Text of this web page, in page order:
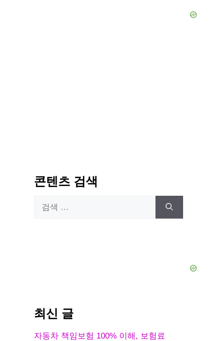
콘텐츠 검색
최신 글
자동차 책임보험 100% 이해, 보험료